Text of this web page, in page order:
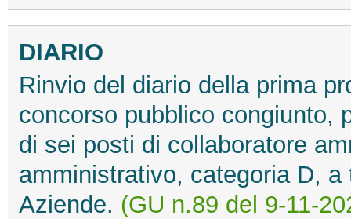
DIARIO
Rinvio del diario della prima
concorso pubblico congiunto,
di sei posti di collaboratore
amministrativo, categoria D,
Aziende. (GU n.89 del 9-11-